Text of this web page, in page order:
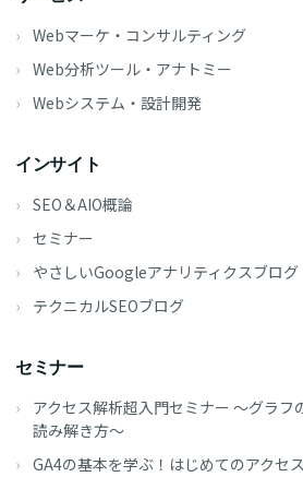
Webマーケ・コンサルティング
Web分析ツール・アナトミー
Webシステム・設計開発
インサイト
SEO＆AIO概論
セミナー
やさしいGoogleアナリティクスブログ
テクニカルSEOブログ
セミナー
アクセス解析超入門セミナー ～グラフ
読み解き方～
GA4の基本を学ぶ！はじめてのアクセ